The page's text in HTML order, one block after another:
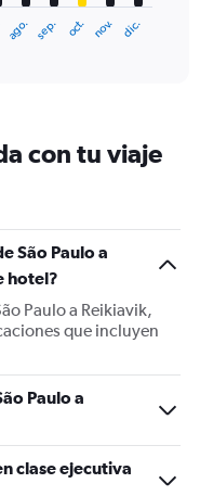
ago. sep. oct. nov. dic.
con tu viaje
São Paulo a
hotel?
Paulo a Reikiavik,
que incluyen
Paulo a
clase ejecutiva